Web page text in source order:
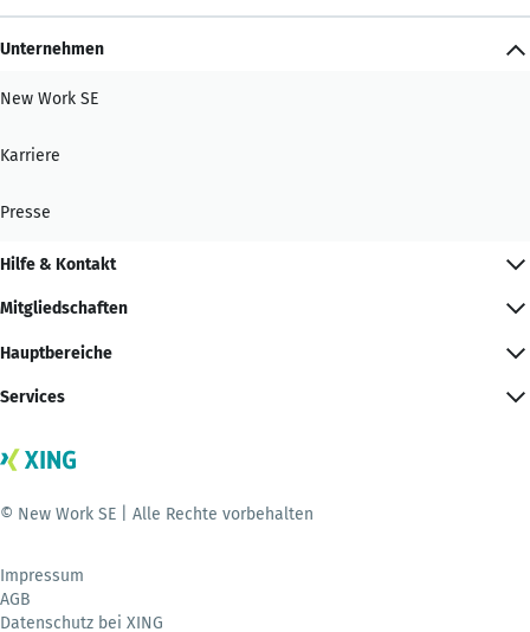
Unternehmen
New Work SE
Karriere
Presse
Hilfe & Kontakt
Mitgliedschaften
Hauptbereiche
Services
© New Work SE | Alle Rechte vorbehalten
Impressum
AGB
Datenschutz bei XING